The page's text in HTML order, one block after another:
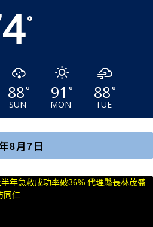
°
88°
SUN
91 °
MON
88°
TUE
8月7日
年急救成功率破36% 代理縣長林茂盛
同仁